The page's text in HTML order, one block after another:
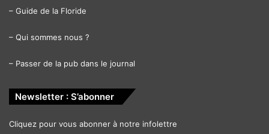
– Guide de la Floride
– Qui sommes nous ?
– Passer de la pub dans le journal
Newsletter : S’abonner
Cliquez pour vous abonner à notre infolettre